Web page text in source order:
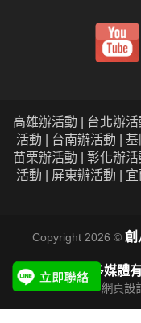
高雄辦活動 | 台北辦
活動 | 台南辦活動 |
苗栗辦活動 | 彰化辦
活動 | 屏東辦活動 |
Copyright 2026 © 創
本公司由創八多媒體
網頁設